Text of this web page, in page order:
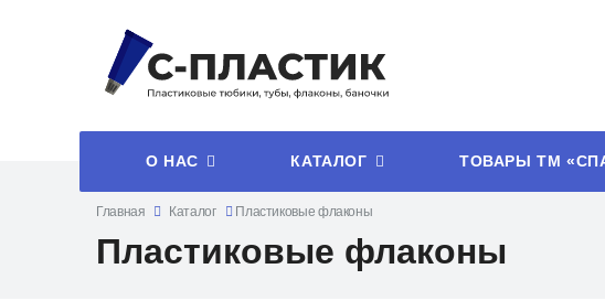
О НАС КАТАЛОГ ТОВАРЫ ТМ
Главная Каталог Пластиковые флаконы
Пластиковые флаконы